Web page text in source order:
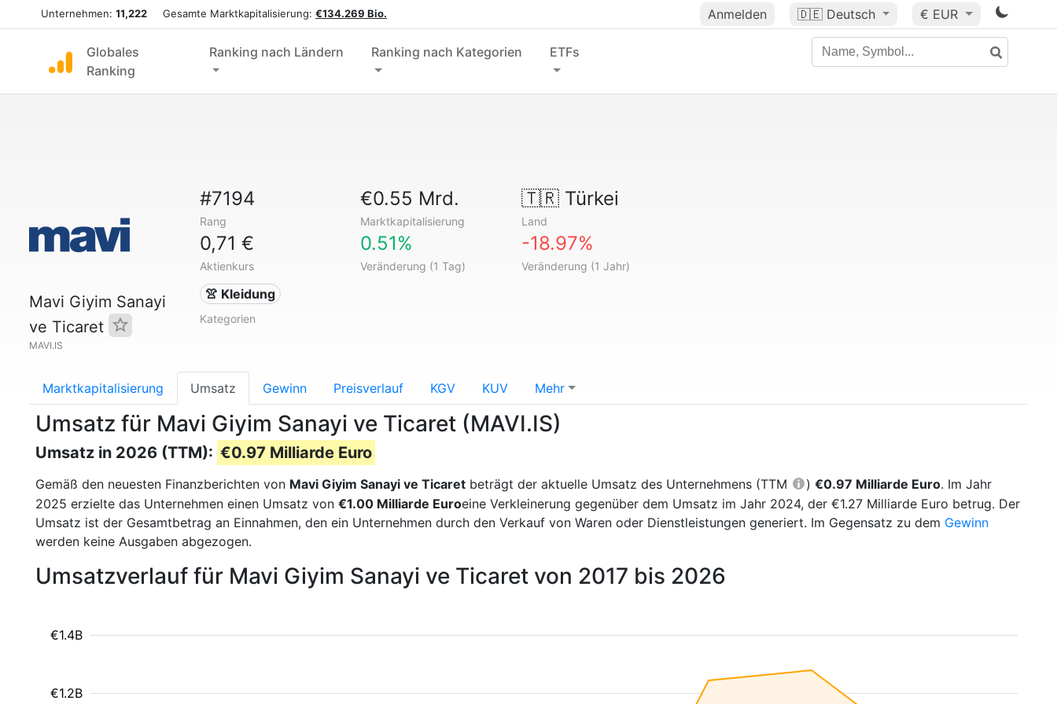
Unternehmen: 11,222 Gesamte Marktkapitalisierung: €134.269 Bio. Anmelden 🇩🇪 Deutsch € EUR
Globales
Ranking
Ranking nach Ländern Ranking nach Kategorien ETFs
Mavi Giyim Sanayi
ve Ticaret
MAVI.IS
#7194
Rang
€0.55 Mrd.
Marktkapitalisierung
🇹🇷Türkei
Land
0,71 €
Aktienkurs
0.51%
Veränderung (1 Tag)
-18.97%
Veränderung (1 Jahr)
👚 Kleidung
Kategorien
Marktkapitalisierung Umsatz Gewinn Preisverlauf KGV KUV Mehr
Umsatz für Mavi Giyim Sanayi ve Ticaret (MAVI.IS)
Umsatz in 2026 (TTM): €0.97 Milliarde Euro
Gemäß den neuesten Finanzberichten von Mavi Giyim Sanayi ve Ticaret beträgt der aktuelle Umsatz des Unternehmens (TTM ) €0.97 Milliarde Euro. Im Jahr
2025 erzielte das Unternehmen einen Umsatz von €1.00 Milliarde Euroeine Verkleinerung gegenüber dem Umsatz im Jahr 2024, der €1.27 Milliarde Euro betrug. Der
Umsatz ist der Gesamtbetrag an Einnahmen, den ein Unternehmen durch den Verkauf von Waren oder Dienstleistungen generiert. Im Gegensatz zu dem Gewinn
werden keine Ausgaben abgezogen.
Umsatzverlauf für Mavi Giyim Sanayi ve Ticaret von 2017 bis 2026
€1.2B
€1.4B